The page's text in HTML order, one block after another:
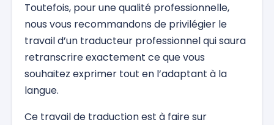
Toutefois, pour une qualité professionnelle,
nous vous recommandons de privilégier le
travail d’un traducteur professionnel qui saura
retranscrire exactement ce que vous
souhaitez exprimer tout en l’adaptant à la
langue.
Ce travail de traduction est à faire sur